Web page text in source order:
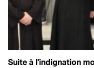
Suite à l'indignation